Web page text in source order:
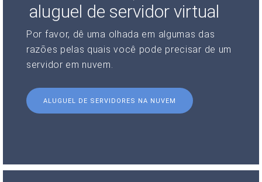
aluguel de servidor virtual
Por favor, dê uma olhada em algumas das
razões pelas quais você pode precisar de um
servidor em nuvem.
ALUGUEL DE SERVIDORES NA NUVEM